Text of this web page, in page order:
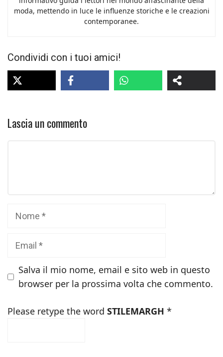
moda, mettendo in luce le influenze storiche e le creazioni
contemporanee.
Condividi con i tuoi amici!
Lascia un commento
Salva il mio nome, email e sito web in questo
browser per la prossima volta che commento.
Please retype the word STILEMARGH *